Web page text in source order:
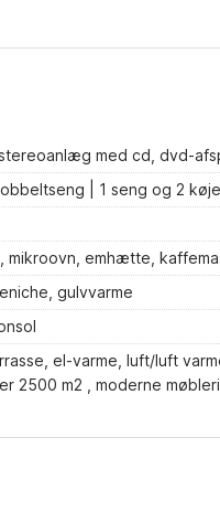
med cd, dvd-
| 1 seng og 2
mikroovn, emhætte,
gulvvarme
el-varme, luft/luft
2500 m2 , moderne